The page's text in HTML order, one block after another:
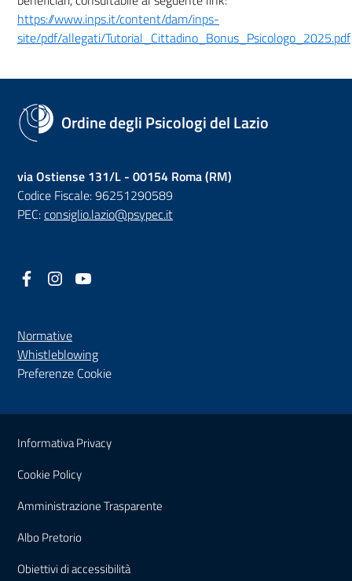
https://www.inps.it/content/dam/inps-
site/pdf/allegati/Tutorial_Cittadino_Bonus_Psicologo_2025.pdf
Ordine degli Psicologi del Lazio
via Ostiense 131/L - 00154 Roma (RM)
Codice Fiscale: 96251290589
PEC:consiglio.lazio@psypec.it
Facebook
(nuova scheda - new tab)
Instagram
(nuova scheda - new tab)
Normative
Whistleblowing(nuova scheda - new tab)
Preferenze Cookie
Sezione Link Utili
Informativa Privacy
Cookie Policy
Amministrazione Trasparente
Albo Pretorio
Obiettivi di accessibilità(nuova scheda - new tab)